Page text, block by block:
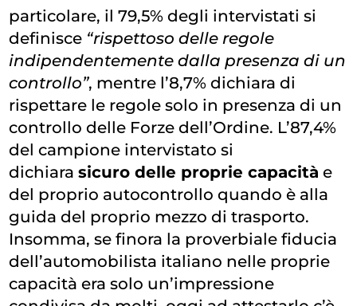
particolare, il 79,5% degli intervistati si
definisce “rispettoso delle regole
indipendentemente dalla presenza di un
controllo”, mentre l’8,7% dichiara di
rispettare le regole solo in presenza di un
controllo delle Forze dell’Ordine. L’87,4%
del campione intervistato si
dichiarasicuro delle proprie capacità e
del proprio autocontrollo quando è alla
guida del proprio mezzo di trasporto.
Insomma, se finora la proverbiale fiducia
dell’automobilista italiano nelle proprie
capacità era solo un’impressione